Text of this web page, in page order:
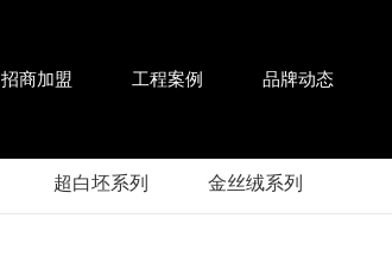
招商加盟 工程案例 品牌动态
超白坯系列 金丝绒系列